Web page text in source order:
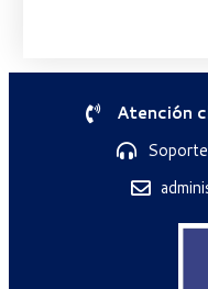
Atención